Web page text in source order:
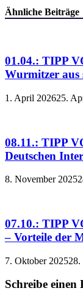
Ähnliche Beiträge
01.04.: TIPP
Wurmitzer aus
1. April 202625.
08.11.: TIPP
Deutschen
8. November 2025
07.10.: TIPP
– Vorteile der
7. Oktober 202528.
Schreibe